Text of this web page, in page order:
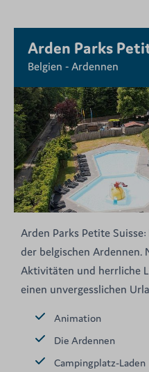
Arden Parks
Belgien - Ardennen
Arden Parks Petite
der belgischen Ardennen.
Aktivitäten und herrliche
einen unvergesslichen
Animation
Die Ardennen
Campingplatz-Laden